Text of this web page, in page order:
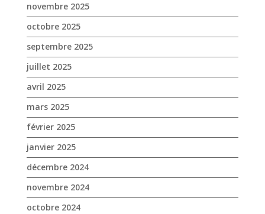
novembre 2025
octobre 2025
septembre 2025
juillet 2025
avril 2025
mars 2025
février 2025
janvier 2025
décembre 2024
novembre 2024
octobre 2024